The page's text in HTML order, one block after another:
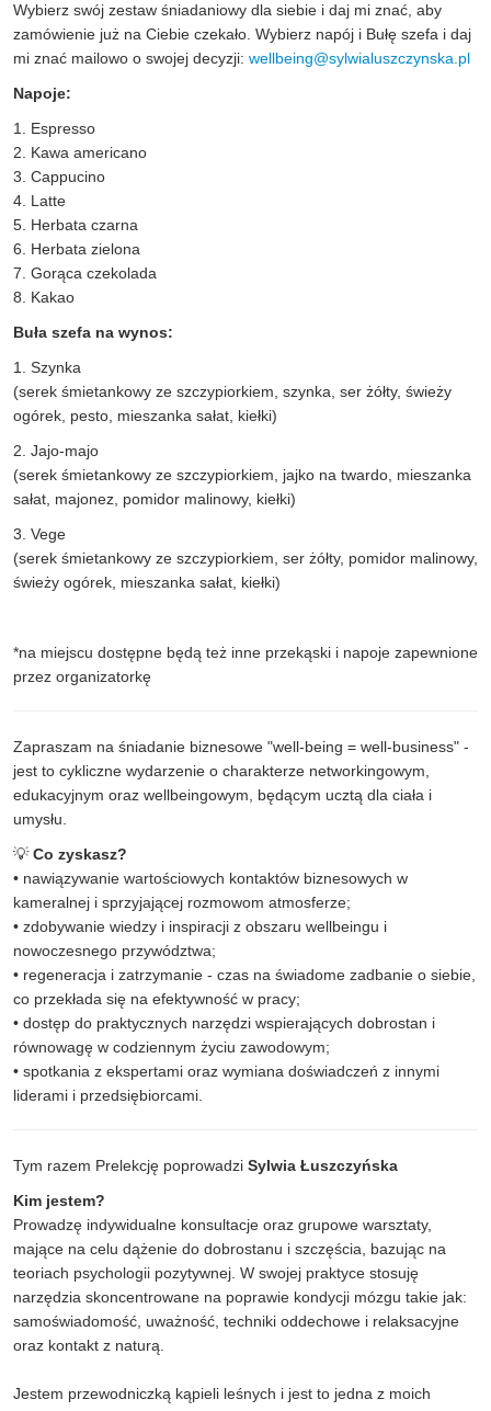
Wybierz swój zestaw śniadaniowy dla siebie i daj mi znać, aby
zamówienie już na Ciebie czekało. Wybierz napój i Bułę szefa i daj
mi znać mailowo o swojej decyzji: wellbeing@sylwialuszczynska.pl
Napoje:
1. Espresso
2. Kawa americano
3. Cappucino
4. Latte
5. Herbata czarna
6. Herbata zielona
7. Gorąca czekolada
8. Kakao
Buła szefa na wynos:
1. Szynka
(serek śmietankowy ze szczypiorkiem, szynka, ser żółty, świeży
ogórek, pesto, mieszanka sałat, kiełki)
2. Jajo-majo
(serek śmietankowy ze szczypiorkiem, jajko na twardo, mieszanka
sałat, majonez, pomidor malinowy, kiełki)
3. Vege
(serek śmietankowy ze szczypiorkiem, ser żółty, pomidor malinowy,
świeży ogórek, mieszanka sałat, kiełki)
*na miejscu dostępne będą też inne przekąski i napoje zapewnione
przez organizatorkę
Zapraszam na śniadanie biznesowe "well-being = well-business" -
jest to cykliczne wydarzenie o charakterze networkingowym,
edukacyjnym oraz wellbeingowym, będącym ucztą dla ciała i
umysłu.
💡Co zyskasz?
• nawiązywanie wartościowych kontaktów biznesowych w
kameralnej i sprzyjającej rozmowom atmosferze;
• zdobywanie wiedzy i inspiracji z obszaru wellbeingu i
nowoczesnego przywództwa;
• regeneracja i zatrzymanie - czas na świadome zadbanie o siebie,
co przekłada się na efektywność w pracy;
• dostęp do praktycznych narzędzi wspierających dobrostan i
równowagę w codziennym życiu zawodowym;
• spotkania z ekspertami oraz wymiana doświadczeń z innymi
liderami i przedsiębiorcami.
Tym razem Prelekcję poprowadzi Sylwia Łuszczyńska
Kim jestem?
Prowadzę indywidualne konsultacje oraz grupowe warsztaty,
mające na celu dążenie do dobrostanu i szczęścia, bazując na
teoriach psychologii pozytywnej. W swojej praktyce stosuję
narzędzia skoncentrowane na poprawie kondycji mózgu takie jak:
samoświadomość, uważność, techniki oddechowe i relaksacyjne
oraz kontakt z naturą.
Jestem przewodniczką kąpieli leśnych i jest to jedna z moich